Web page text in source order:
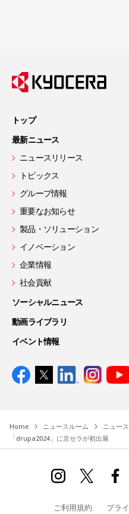
トップ
最新ニュース
ニュースリリース
トピックス
グループ情報
重要なお知らせ
製品・ソリューション
イノベーション
企業情報
社会貢献
ソーシャルニュース
動画ライブラリ
イベント情報
Home ニュースルーム
ニュー
「drupa2024」に京セラが初出展
ご利用規約 プラ